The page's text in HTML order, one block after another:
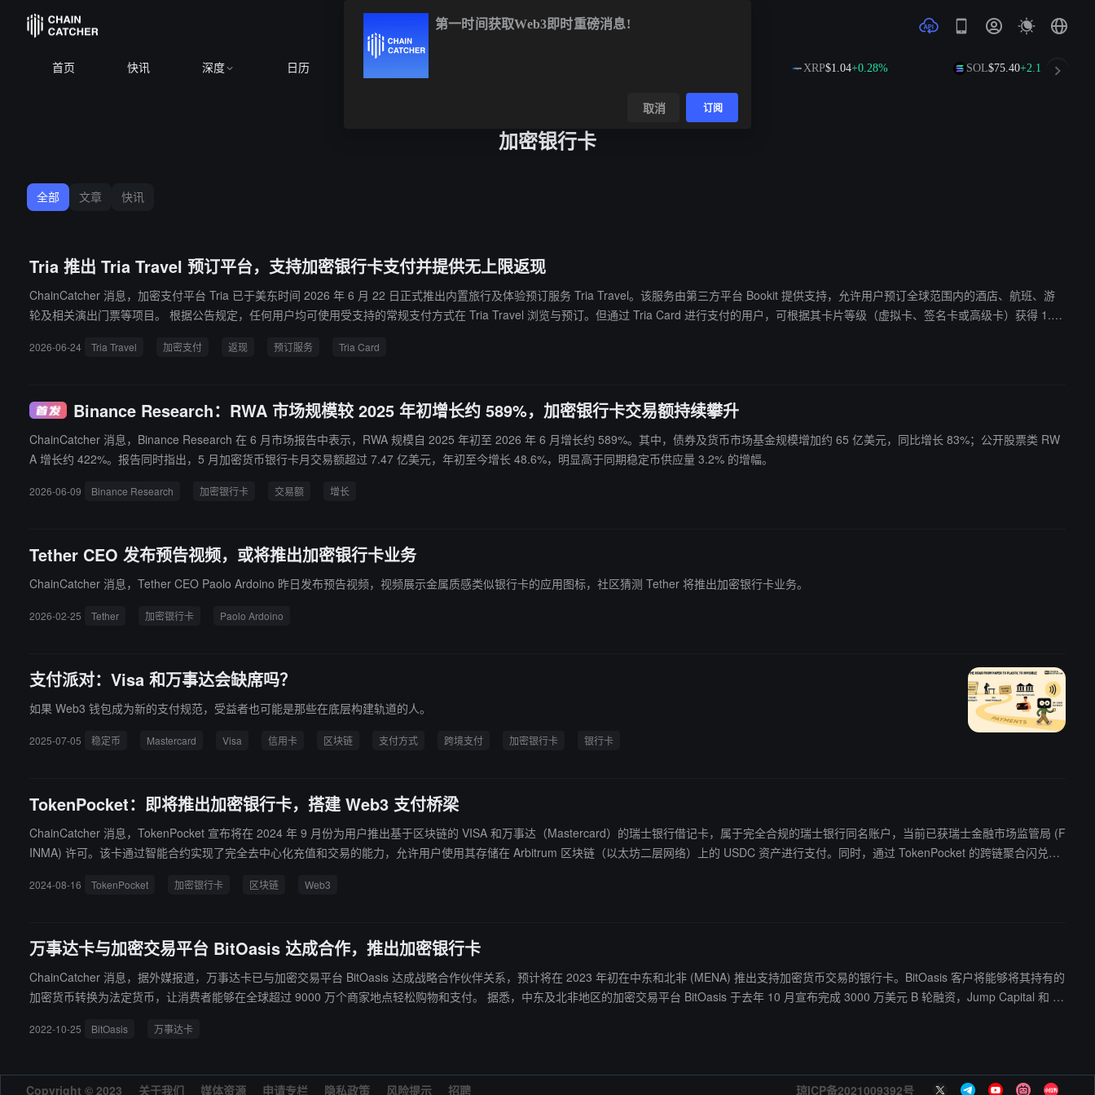
首页 快讯 深度 日历BTC XRP$1.04+0.28% SOL$75.40+2.19%
加密银行卡
全部 文章 快讯
Tria 推出 Tria Travel 预订平台，支持加密银行卡支付并提供无上限返现
ChainCatcher 消息，加密支付平台 Tria 已于美东时间 2026 年 6 月 22 日正式推出内置旅行及体验预订服务 Tria Travel。该服务由第三方平台 Bookit 提供支持，允许用户预订全球范围内的酒店、航班、游
轮及相关演出门票等项目。 根据公告规定，任何用户均可使用受支持的常规支付方式在 Tria Travel 浏览与预订。但通过 Tria Card 进行支付的用户，可根据其卡片等级（虚拟卡、签名卡或高级卡）获得 1.
后进行结算与发放。
2026-06-24 Tria Travel 加密支付 返现 预订服务 Tria Card
Binance Research：RWA 市场规模较 2025 年初增长约 589%，加密银行卡交易额持续攀升
ChainCatcher 消息，Binance Research 在 6 月市场报告中表示，RWA 规模自 2025 年初至 2026 年 6 月增长约 589%。其中，债券及货币市场基金规模增加约 65 亿美元，同比增长 83%；公开股票类 RW
A 增长约 422%。报告同时指出，5 月加密货币银行卡月交易额超过 7.47 亿美元，年初至今增长 48.6%，明显高于同期稳定币供应量 3.2% 的增幅。
2026-06-09 Binance Research 加密银行卡 交易额 增长
Tether CEO 发布预告视频，或将推出加密银行卡业务
ChainCatcher 消息，Tether CEO Paolo Ardoino 昨日发布预告视频，视频展示金属质感类似银行卡的应用图标，社区猜测 Tether 将推出加密银行卡业务。
2026-02-25 Tether 加密银行卡 Paolo Ardoino
支付派对：Visa 和万事达会缺席吗？
如果 Web3 钱包成为新的支付规范，受益者也可能是那些在底层构建轨道的人。
2025-07-05 稳定币 Mastercard Visa 信用卡 区块链 支付方式 跨境支付 加密银行卡 银行卡
TokenPocket：即将推出加密银行卡，搭建 Web3 支付桥梁
ChainCatcher 消息，TokenPocket 宣布将在 2024 年 9 月份为用户推出基于区块链的 VISA 和万事达（Mastercard）的瑞士银行借记卡，属于完全合规的瑞士银行同名账户，当前已获瑞士金融市场监管局 (F
INMA) 许可。该卡通过智能合约实现了完全去中心化充值和交易的能力，允许用户使用其存储在 Arbitrum 区块链（以太坊二层网络）上的 USDC 资产进行支付。同时，通过 TokenPocket 的跨链聚合闪兑能
可以绑定 Apple Pay、Google Pay、PayPal、Samsung Pay 以及支付宝、微信等全球主流支付渠道，方便用户在全球近 1 亿家商户进行消费。同时，TokenPocket 还计划为 Premium 用户提供实体卡，方便
2024-08-16 TokenPocket 加密银行卡 区块链 Web3
万事达卡与加密交易平台 BitOasis 达成合作，推出加密银行卡
ChainCatcher 消息，据外媒报道，万事达卡已与加密交易平台 BitOasis 达成战略合作伙伴关系，预计将在 2023 年初在中东和北非 (MENA) 推出支持加密货币交易的银行卡。BitOasis 客户将能够将其持有的
加密货币转换为法定货币，让消费者能够在全球超过 9000 万个商家地点轻松购物和支付。 据悉，中东及北非地区的加密交易平台 BitOasis 于去年 10 月宣布完成 3000 万美元 B 轮融资，Jump Capital 和 W
2022-10-25 BitOasis 万事达卡
Copyright © 2023 关于我们 媒体资源 申请专栏 隐私政策 风险提示 招聘 琼ICP备2021009392号
第一时间获取Web3即时重磅消息!
取消 订阅